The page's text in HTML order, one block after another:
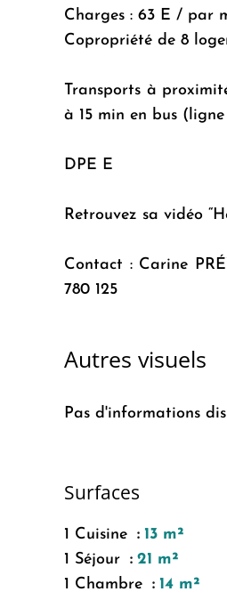
Charges : 63 E / par
Copropriété de 8
Transports à
à 15 min en bus (ligne
DPE E
Retrouvez sa vidéo
Contact : Carine
780 125
Autres visuels
Pas d'informations
Surfaces
1 Cuisine
13 m²
1 Séjour
21 m²
1 Chambre
14 m²